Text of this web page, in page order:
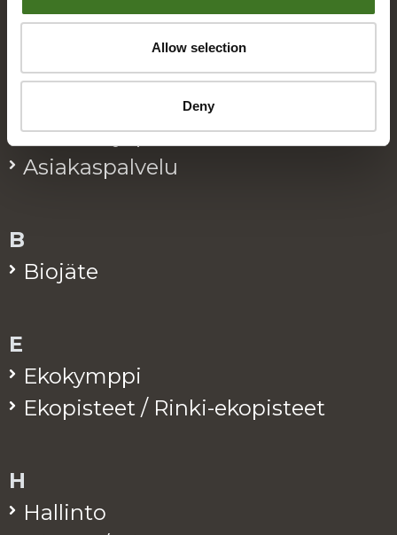
Allow selection
Deny
Hakemisto
Alue­ke­räys­pis­teet
Asia­kas­pal­ve­lu
B
Bio­jä­te
E
Eko­kymp­pi
Eko­pis­teet / Rinki-eko­pis­teet
H
Hal­lin­to